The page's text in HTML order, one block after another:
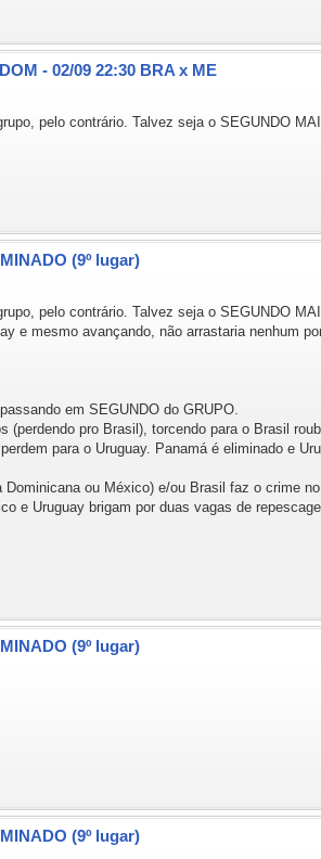
- 02/09 22:30 BRA x ME
pelo contrário. Talvez seja o SEGUNDO
(9º lugar)
pelo contrário. Talvez seja o SEGUNDO
e mesmo avançando, não arrastaria nenhum
em SEGUNDO do GRUPO.
(perdendo pro Brasil), torcendo para o Brasil
para o Uruguay. Panamá é eliminado e
ou México) e/ou Brasil faz o crime
e Uruguay brigam por duas vagas de
(9º lugar)
(9º lugar)